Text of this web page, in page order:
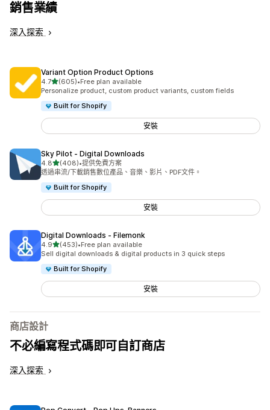
銷售業績
深入探索
Variant Option Product Options
4.7滿分 5 顆星
(605)
共有 605 則評價
•Free plan available
Personalize product, custom product variants, custom fields
Built for Shopify
安裝
Sky Pilot ‑ Digital Downloads
4.8滿分 5 顆星
(408)
共有 408 則評價
•提供免費方案
透過串流/下載銷售數位產品、音樂、影片、PDF文件。
Built for Shopify
安裝
Digital Downloads ‑ Filemonk
4.9滿分 5 顆星
(453)
共有 453 則評價
•Free plan available
Sell digital downloads & digital products in 3 quick steps
Built for Shopify
安裝
商店設計
不必編寫程式碼即可自訂商店
深入探索